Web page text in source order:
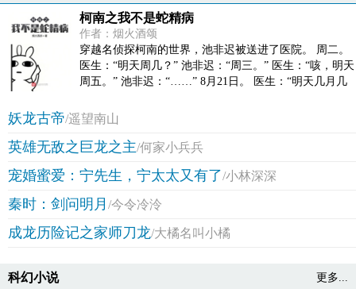
柯南之我不是蛇精病
作者：烟火酒颂
穿越名侦探柯南的世界，池非迟被送进了医院。 周二。
医生：“明天周几？” 池非迟：“周三。” 医生：“咳，明天
周五。” 池非迟：“……” 8月21日。 医生：“明天几月几
池非迟：“……” 当所有人都认为混乱的时间是正确的，
类，就是病人！ 一入病院深似海，此生痊愈不可能。 池
妖龙古帝/遥望南山
英雄无敌之巨龙之主/何家小兵兵
宠婚蜜爱：宁先生，宁太太又有了/小林深深
秦时：剑问明月 /今令冷泠
成龙历险记之家师刀龙/大橘名叫小橘
科幻小说 更多...